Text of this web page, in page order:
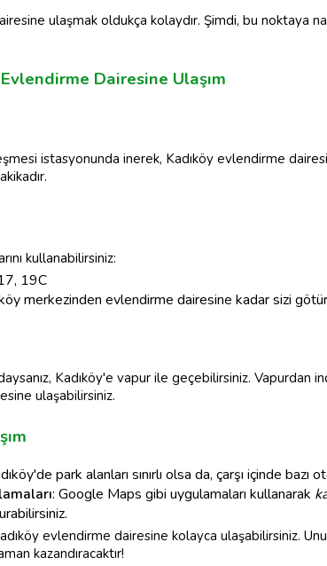
ulaşmak oldukça kolaydır. Şimdi, bu noktaya
Dairesine Ulaşım
istasyonunda inerek, Kadıköy evlendirme
kullanabilirsiniz:
19C
merkezinden evlendirme dairesine kadar sizi
Kadıköy'e vapur ile geçebilirsiniz. Vapurdan
ulaşabilirsiniz.
park alanları sınırlı olsa da, çarşı içinde bazı
: Google Maps gibi uygulamaları kullanarak
evlendirme dairesine kolayca ulaşabilirsiniz.
kazandıracaktır!